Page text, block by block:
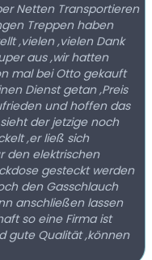
Netten Transportieren
Treppen haben
,vielen ,vielen Dank
aus ,wir hatten
mal bei Otto gekauft
Dienst getan ,Preis
und hoffen das
der jetzige noch
,er ließ sich
den elektrischen
gesteckt werden
den Gasschlauch
anschließen lassen
so eine Firma ist
gute Qualität ,können